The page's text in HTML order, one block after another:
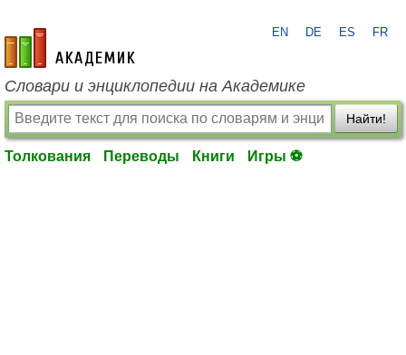
academic.ru
EN DE ES FR
Словари и энциклопедии на Академике
Найти!
Толкования Переводы Книги Игры ⚽